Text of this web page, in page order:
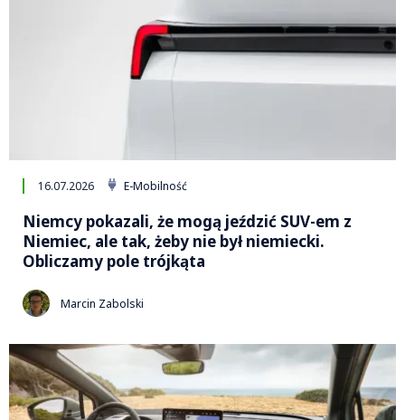
16.07.2026 E-Mobilność
Niemcy pokazali, że mogą jeździć SUV-em z
Niemiec, ale tak, żeby nie był niemiecki.
Obliczamy pole trójkąta
Marcin Zabolski